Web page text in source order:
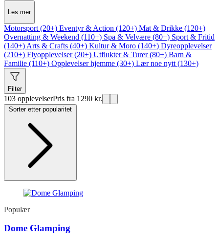
Les mer
Motorsport (20+) Eventyr & Action (120+) Mat & Drikke (120+)
Overnatting & Weekend (110+) Spa & Velvære (80+) Sport & Fritid
(140+) Arts & Crafts (40+) Kultur & Moro (140+) Dyreopplevelser
(210+) Flyopplevelser (20+) Utflukter & Turer (80+) Barn &
Familie (110+) Opplevelser hjemme (30+) Lær noe nytt (130+)
Filter
103 opplevelserPris fra 1290 kr.
Populær
Dome Glamping